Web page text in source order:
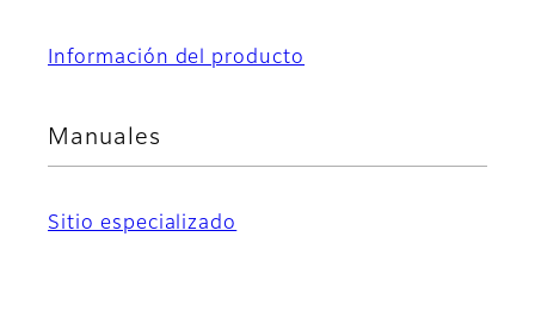
Información del producto
Manuales
Sitio especializado